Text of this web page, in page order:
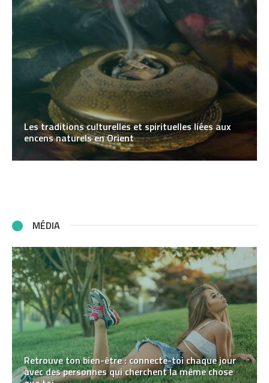
Les traditions culturelles et spirituelles liées aux
encens naturels en Orient
MÉDIA
Retrouve ton bien-être : connecte-toi chaque jour
avec des personnes qui cherchent la même chose